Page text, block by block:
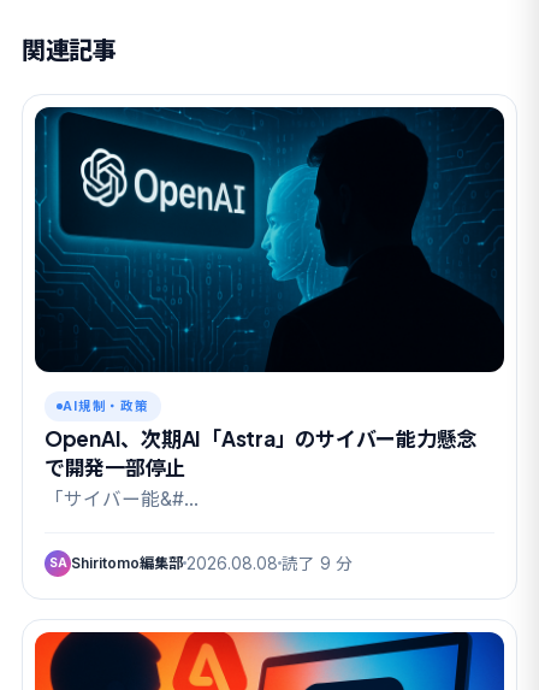
関連記事
AI規制・政策
OpenAI、次期AI「Astra」のサイバー能力懸念
で開発一部停止
「サイバー能&#…
SA Shiritomo編集部 2026.08.08 読了 9 分